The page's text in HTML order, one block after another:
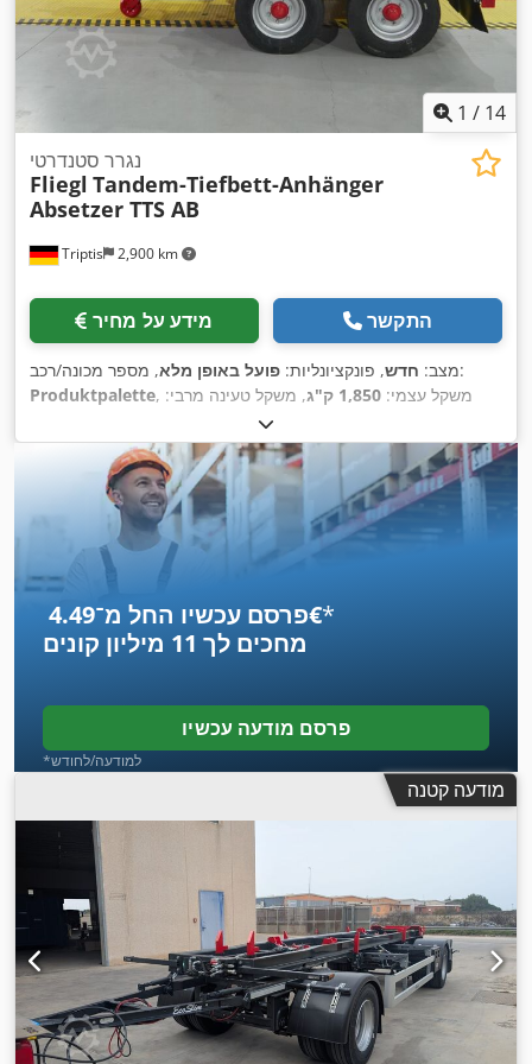
1 / 14
Triptis 2,900 km
נגרר סטנדרטי
Fliegl Tandem-Tiefbett-Anhänger
Absetzer TTS AB
מידע על מחיר התקשר
מצב: חדש, פונקציונליות: פועל באופן מלא
, מספר מכונה/רכב:
Produktpalette
, משקל עצמי: 1,850 ק"ג
, משקל טעינה מרבי:
10,500 ק"ג
אזור הטעינה:3,100 מ"מ , רוחב שטח הטעינה:1,740 מ"מ
, אורך
כולל:4,900 מ"מ , רוחב כולל:2,550 מ"מ , מתלה:פלדה, גודל צמיג:
235/75 R17,5"
, מצב הצמיגים:100 אחוז
פרסם עכשיו החל מ־‏4.49 ‏€*
מחכים לך 11 מיליון קונים
פרסם מודעה עכשיו
*למודעה/לחודש
מודעה קטנה